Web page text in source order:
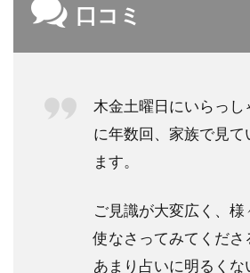
口コミ
木金土曜日にいらっし
に年数回、家族で見て
ます。
ご見識が大変広く、様
使なさってみてくださ
あまり占いに明るくな